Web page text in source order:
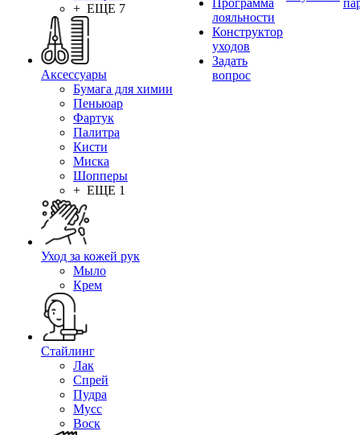
+ ЕЩЕ 7
Аксессуары
Бумага для химии
Пеньюар
Фартук
Палитра
Кисти
Миска
Шопперы
+ ЕЩЕ 1
Уход за кожей рук
Мыло
Крем
Стайлинг
Лак
Спрей
Пудра
Мусс
Воск
Программа
лояльности
Конструктор
уходов
Задать
вопрос